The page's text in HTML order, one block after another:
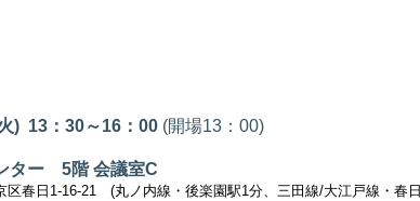
) 13：30～16：00 (開場13：00)
ター 5階 会議室C
(丸ノ内線・後楽園駅1分、三田線/大江戸線・春日